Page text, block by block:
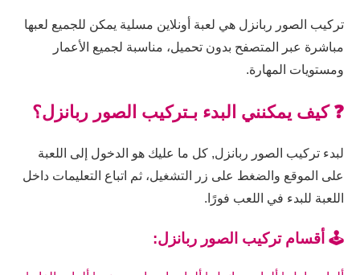
تركيب الصور ربانزل هي لعبة أونلاين مسلية يمكن للجميع لعبها
مباشرة عبر المتصفح بدون تحميل، مناسبة لجميع الأعمار
ومستويات المهارة.
❓ كيف يمكنني البدء بـتركيب الصور ربانزل؟
لبدء تركيب الصور ربانزل, كل ما عليك هو الدخول إلى اللعبة
على الموقع والضغط على زر التشغيل، ثم اتباع التعليمات داخل
اللعبة للبدء في اللعب فورًا.
🕹️ أقسام تركيب الصور ربانزل: